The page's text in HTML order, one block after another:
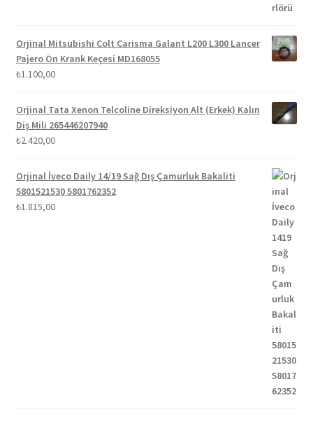
Orjinal Mitsubishi Colt Carisma Galant L200 L300 Lancer
Pajero Ön Krank Keçesi MD168055
₺1.100,00
Orjinal Tata Xenon Telcoline Direksiyon Alt (Erkek) Kalın
Diş Mili 265446207940
₺2.420,00
Orjinal İveco Daily 14/19 Sağ Dış Çamurluk Bakaliti
5801521530 5801762352
₺1.815,00